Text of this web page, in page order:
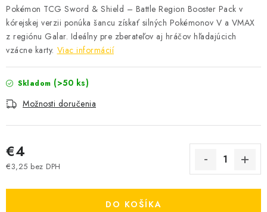
STAR WARS
ŠPECIÁLNE
Čo je RIP and SHIP?
Pokémon TCG Sword & Shield – Battle Region Booster Pack v
kórejskej verzii ponúka šancu získať silných Pokémonov V a VMAX
z regiónu Galar. Ideálny pre zberateľov aj hráčov hľadajúcich
vzácne karty. Viac informácií
Skladom (>50 ks)
Možnosti doručenia
€4
€3,25 bez DPH
DO KOŠÍKA